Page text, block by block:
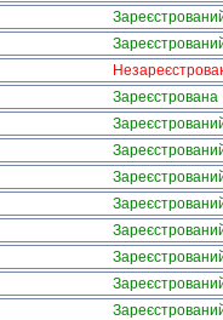
Зареєстрована